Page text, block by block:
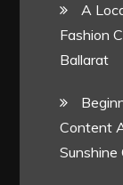
A
Fashion
Ballarat
Content
Sunshine